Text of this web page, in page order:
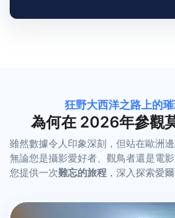
狂野大西洋之路上的
為何在 2026年參觀
雖然數據令人印象深刻，但站在歐洲邊
無論您是攝影愛好者、觀鳥者還是電
您提供一次難忘的旅程 ，深入探索愛